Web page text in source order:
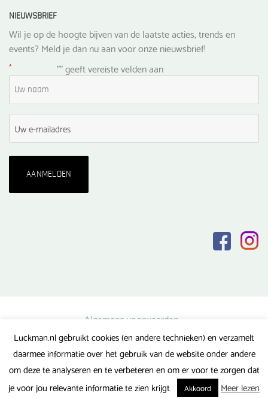
NIEUWSBRIEF
Wil je op de hoogte bijven van de laatste acties, trends en
events? Meld je dan nu aan voor onze nieuwsbrief!
"
* " geeft vereiste velden aan
Algemene voorwaarden
Privacy verklaring
Veel gestelde vragen
Luckman.nl gebruikt cookies (en andere technieken) en verzamelt
daarmee informatie over het gebruik van de website onder andere
om deze te analyseren en te verbeteren en om er voor te zorgen dat
je voor jou relevante informatie te zien krijgt.
Akkoord Meer lezen